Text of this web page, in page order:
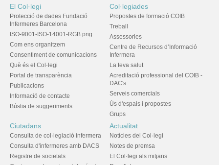
El Col·legi
Protecció de dades Fundació
Infermeres Barcelona
ISO-9001-ISO-14001-RGB.png
Com ens organitzem
Consentiment de comunicacions
Què és el Col·legi
Portal de transparència
Publicacions
Informació de contacte
Bústia de suggeriments
Col·legiades
Propostes de formació COIB
Treball
Assessories
Centre de Recursos d’Informació
Infermera
La teva salut
Acreditació professional del COIB -
DAC's
Serveis comercials
Ús d'espais i propostes
Grups
Ciutadans
Consulta de col·legiació infermera
Consulta d'infermeres amb DACS
Registre de societats
Actualitat
Notícies del Col·legi
Notes de premsa
El Col·legi als mitjans